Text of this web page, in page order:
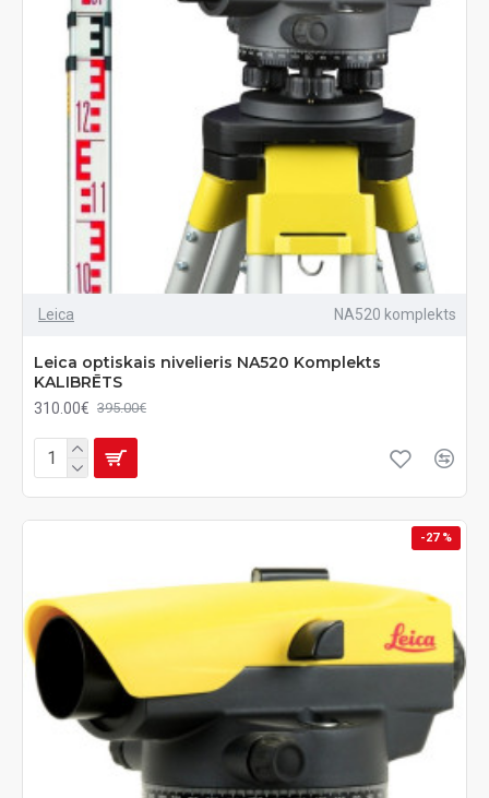
Leica NA520 komplekts
Leica optiskais nivelieris NA520 Komplekts
KALIBRĒTS
310.00€ 395.00€
-27 %